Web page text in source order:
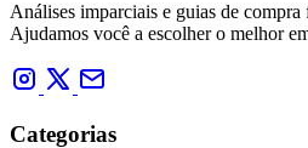
Análises imparciais e guias de
Ajudamos você a escolher o melhor
Categorias